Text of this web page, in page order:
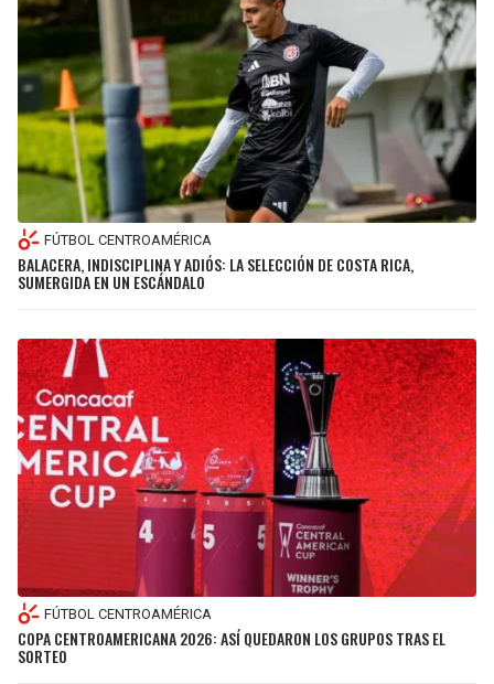
FÚTBOL CENTROAMÉRICA
BALACERA, INDISCIPLINA Y ADIÓS: LA SELECCIÓN DE COSTA RICA,
SUMERGIDA EN UN ESCÁNDALO
FÚTBOL CENTROAMÉRICA
COPA CENTROAMERICANA 2026: ASÍ QUEDARON LOS GRUPOS TRAS EL
SORTEO